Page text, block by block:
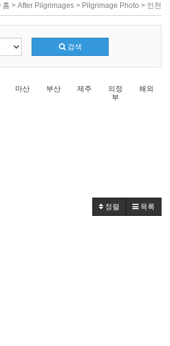
홈 > After Pilgrimages > Pilgrimage Photo > 인천
검색
마산 부산 제주
의정
부
해외
정렬 목록